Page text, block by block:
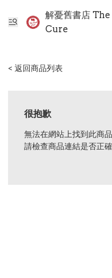
解憂舊書店
Cure
< 返回商品列表
很抱歉
無法在網站上找到此商
請檢查商品連結是否正確